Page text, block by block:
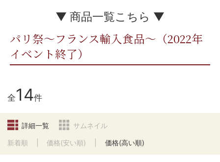
▼ 商品一覧こちら ▼
パリ祭～フランス輸入食品～（2022年
イベント終了）
全14件
詳細一覧 サムネイル
新着順 価格(安い順) 価格(高い順)